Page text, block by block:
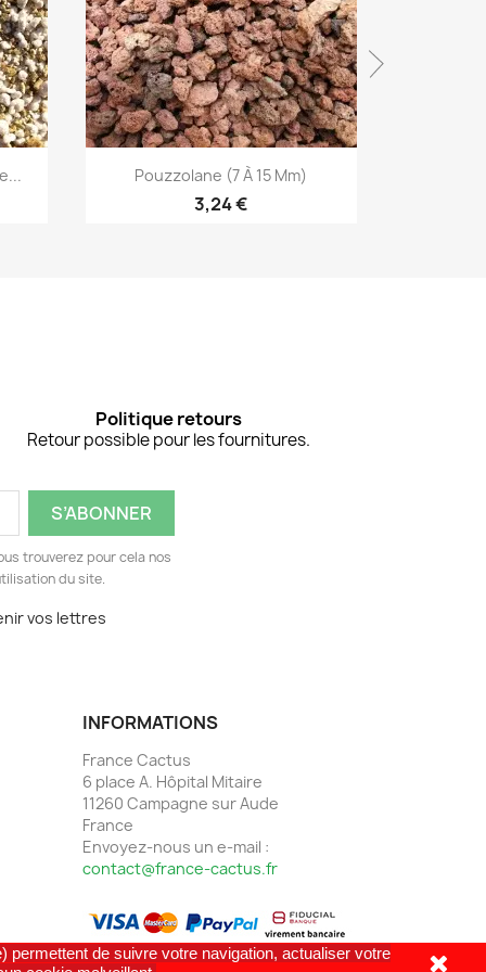
permettent de suivre votre navigation, actualiser votre
Aperçu rapide
Pouzzolane (7 À 15 Mm)
3,24 €
Politique retours
Retour possible pour les fournitures.
trouverez pour cela nos
du site.
vos lettres
INFORMATIONS
France Cactus
6 place A. Hôpital Mitaire
11260 Campagne sur Aude
France
Envoyez-nous un e-mail :
contact@france-cactus.fr